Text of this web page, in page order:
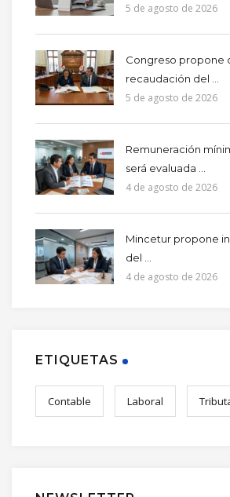
5 de agosto de 2026
Congreso propone
recaudación del ...
5 de agosto de 2026
Remuneración
será evaluada ...
4 de agosto de 2026
Mincetur propone
del ...
4 de agosto de 2026
ETIQUETAS
Contable Laboral